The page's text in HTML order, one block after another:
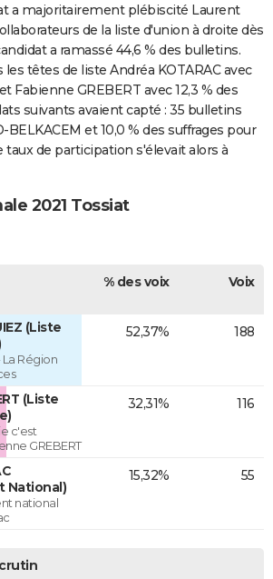
a majoritairement plébiscité Laurent
de la liste d'union à droite dès
a ramassé 44,6 % des bulletins.
têtes de liste Andréa KOTARAC avec
Fabienne GREBERT avec 12,3 % des
suivants avaient capté : 35 bulletins
BELKACEM et 10,0 % des suffrages pour
taux de participation s'élevait alors à
2021 Tossiat
% des voix Voix
(Liste
Région
52,37% 188
(Liste
c'est
GREBERT
32,31% 116
National)
national
15,32% 55